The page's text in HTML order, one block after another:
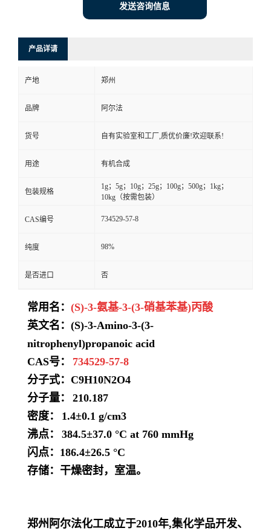
言
发送咨询信息
产品详请
产地 郑州
品牌 阿尔法
货号 自有实验室和工厂,质优价廉!欢迎联系!
用途 有机合成
包装规格
1g；5g；10g；25g；100g；500g；1kg；
10kg（按需包装）
CAS编号 734529-57-8
纯度 98%
是否进口 否
常用名： (S)-3-氨基-3-(3-硝基苯基)丙酸
英文名： (S)-3-Amino-3-(3-
nitrophenyl)propanoic acid
CAS号：
734529-57-8
分子式： C9H10N2O4
分子量：
210.187
密度：
1.4±0.1 g/cm3
沸点：
384.5±37.0 °C at 760 mmHg
闪点： 186.4±26.5 °C
存储：干燥密封，室温。
郑州阿尔法化工成立于2010年,集化学品开发、